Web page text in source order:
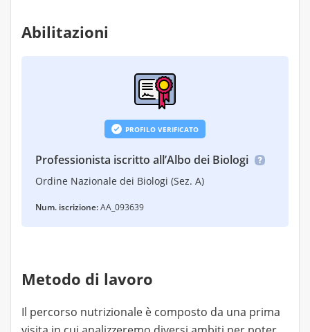
Abilitazioni
PROFILO VERIFICATO
Professionista iscritto all’Albo dei Biologi
Ordine Nazionale dei Biologi (Sez. A)
Num. iscrizione:AA_093639
Metodo di lavoro
Il percorso nutrizionale è composto da una prima